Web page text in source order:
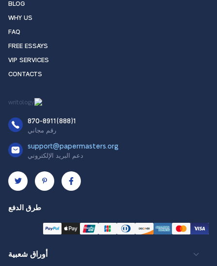
BLOG
WHY US
FAQ
FREE ESSAYS
VIP SERVICES
CONTACTS
1(888)870-8911
رقم مجاني
support@papermasters.org
دعم البريد الإلكتروني
طرق الدفع
أوراق شعبية